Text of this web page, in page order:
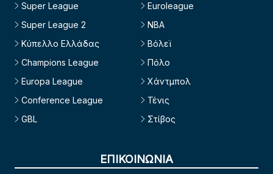
Super League
Super League 2
Κύπελλο Ελλάδας
Champions League
Europa League
Conference League
GBL
Euroleague
NBA
Βόλεϊ
Πόλο
Χάντμπολ
Τένις
Στίβος
ΕΠΙΚΟΙΝΩΝΙΑ